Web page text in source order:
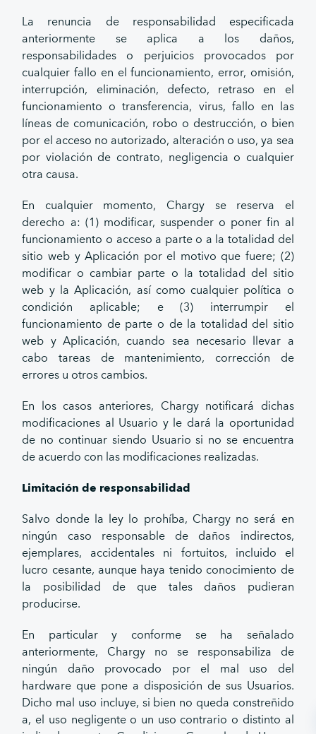
La renuncia de responsabilidad especificada
anteriormente se aplica a los daños,
responsabilidades o perjuicios provocados por
cualquier fallo en el funcionamiento, error, omisión,
interrupción, eliminación, defecto, retraso en el
funcionamiento o transferencia, virus, fallo en las
líneas de comunicación, robo o destrucción, o bien
por el acceso no autorizado, alteración o uso, ya sea
por violación de contrato, negligencia o cualquier
otra causa.
En cualquier momento, Chargy se reserva el
derecho a: (1) modificar, suspender o poner fin al
funcionamiento o acceso a parte o a la totalidad del
sitio web y Aplicación por el motivo que fuere; (2)
modificar o cambiar parte o la totalidad del sitio
web y la Aplicación, así como cualquier política o
condición aplicable; e (3) interrumpir el
funcionamiento de parte o de la totalidad del sitio
web y Aplicación, cuando sea necesario llevar a
cabo tareas de mantenimiento, corrección de
errores u otros cambios.
En los casos anteriores, Chargy notificará dichas
modificaciones al Usuario y le dará la oportunidad
de no continuar siendo Usuario si no se encuentra
de acuerdo con las modificaciones realizadas.
Limitación de responsabilidad
Salvo donde la ley lo prohíba, Chargy no será en
ningún caso responsable de daños indirectos,
ejemplares, accidentales ni fortuitos, incluido el
lucro cesante, aunque haya tenido conocimiento de
la posibilidad de que tales daños pudieran
producirse.
En particular y conforme se ha señalado
anteriormente, Chargy no se responsabiliza de
ningún daño provocado por el mal uso del
hardware que pone a disposición de sus Usuarios.
Dicho mal uso incluye, si bien no queda constreñido
a, el uso negligente o un uso contrario o distinto al